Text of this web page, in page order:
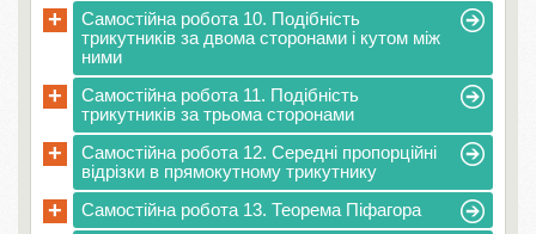
+
Самостійна робота 10. Подібність
трикутників за двома сторонами і кутом між
ними
+
Самостійна робота 11. Подібність
трикутників за трьома сторонами
+
Самостійна робота 12. Середні пропорційні
відрізки в прямокутному трикутнику
+ Самостійна робота 13. Теорема Піфагора